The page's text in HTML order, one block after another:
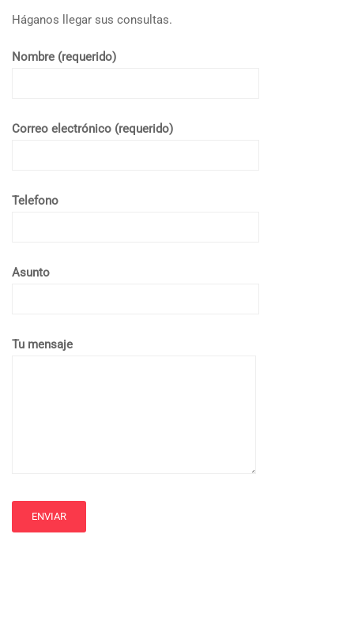
Háganos llegar sus consultas.
Nombre (requerido)
Correo electrónico (requerido)
Telefono
Asunto
Tu mensaje